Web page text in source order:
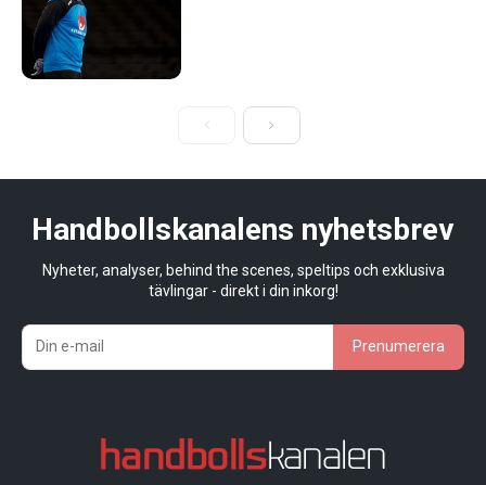
Handbollskanalens nyhetsbrev
Nyheter, analyser, behind the scenes, speltips och exklusiva
tävlingar - direkt i din inkorg!
Prenumerera